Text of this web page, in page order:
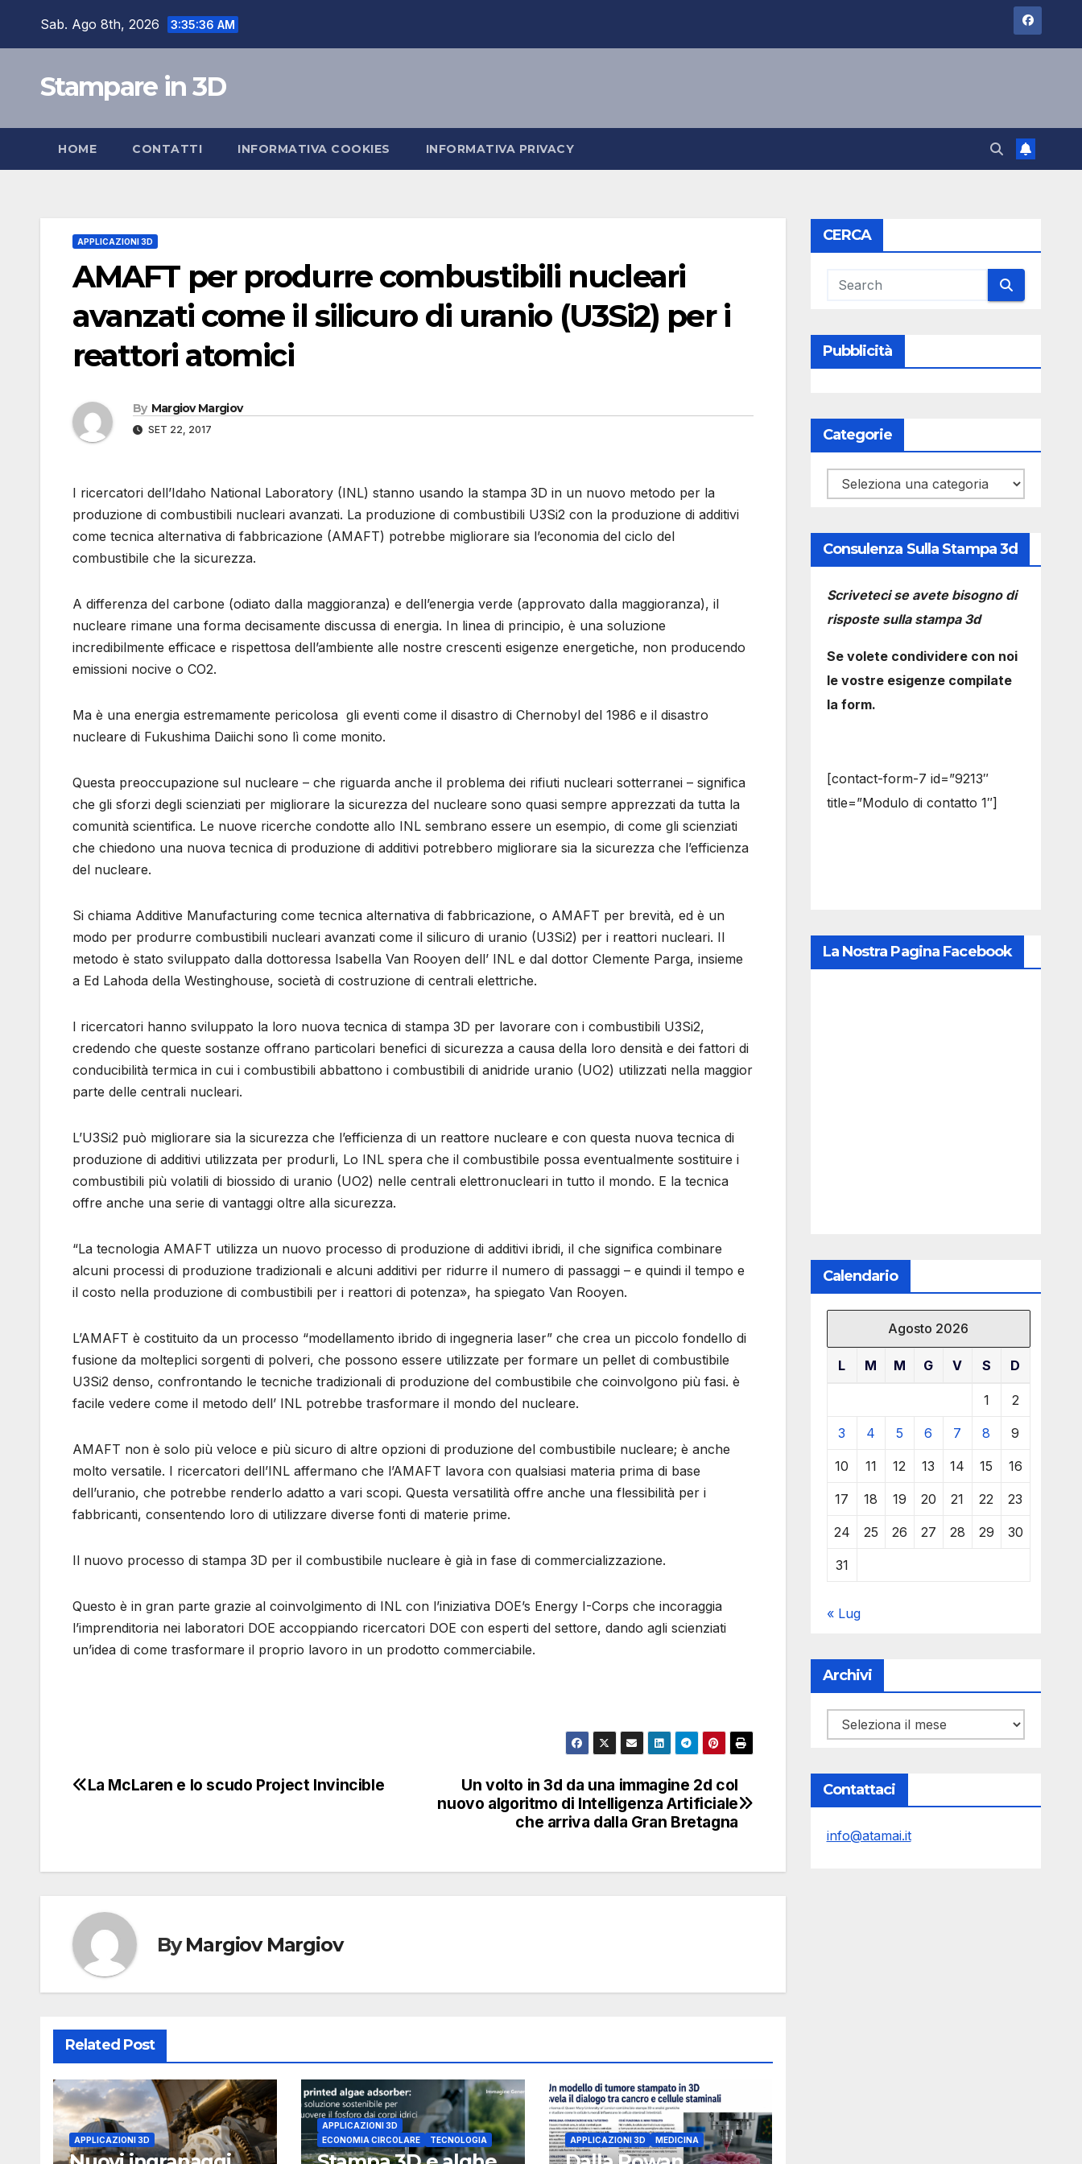
Sab. Ago 8th, 2026 3:35:37 AM
Stampare in 3D
HOME CONTATTI INFORMATIVA COOKIES INFORMATIVA PRIVACY
APPLICAZIONI 3D
AMAFT per produrre combustibili nucleari
avanzati come il silicuro di uranio (U3Si2) per i
reattori atomici
By Margiov Margiov
SET 22, 2017
I ricercatori dell’Idaho National Laboratory (INL) stanno usando la stampa 3D in un nuovo metodo per la
produzione di combustibili nucleari avanzati. La produzione di combustibili U3Si2 con la produzione di additivi
come tecnica alternativa di fabbricazione (AMAFT) potrebbe migliorare sia l’economia del ciclo del
combustibile che la sicurezza.
A differenza del carbone (odiato dalla maggioranza) e dell’energia verde (approvato dalla maggioranza), il
nucleare rimane una forma decisamente discussa di energia. In linea di principio, è una soluzione
incredibilmente efficace e rispettosa dell’ambiente alle nostre crescenti esigenze energetiche, non producendo
emissioni nocive o CO2.
Ma è una energia estremamente pericolosa gli eventi come il disastro di Chernobyl del 1986 e il disastro
nucleare di Fukushima Daiichi sono lì come monito.
Questa preoccupazione sul nucleare – che riguarda anche il problema dei rifiuti nucleari sotterranei – significa
che gli sforzi degli scienziati per migliorare la sicurezza del nucleare sono quasi sempre apprezzati da tutta la
comunità scientifica. Le nuove ricerche condotte allo INL sembrano essere un esempio, di come gli scienziati
che chiedono una nuova tecnica di produzione di additivi potrebbero migliorare sia la sicurezza che l’efficienza
del nucleare.
Si chiama Additive Manufacturing come tecnica alternativa di fabbricazione, o AMAFT per brevità, ed è un
modo per produrre combustibili nucleari avanzati come il silicuro di uranio (U3Si2) per i reattori nucleari. Il
metodo è stato sviluppato dalla dottoressa Isabella Van Rooyen dell’ INL e dal dottor Clemente Parga, insieme
a Ed Lahoda della Westinghouse, società di costruzione di centrali elettriche.
I ricercatori hanno sviluppato la loro nuova tecnica di stampa 3D per lavorare con i combustibili U3Si2,
credendo che queste sostanze offrano particolari benefici di sicurezza a causa della loro densità e dei fattori di
conducibilità termica in cui i combustibili abbattono i combustibili di anidride uranio (UO2) utilizzati nella maggior
parte delle centrali nucleari.
L’U3Si2 può migliorare sia la sicurezza che l’efficienza di un reattore nucleare e con questa nuova tecnica di
produzione di additivi utilizzata per produrli, Lo INL spera che il combustibile possa eventualmente sostituire i
combustibili più volatili di biossido di uranio (UO2) nelle centrali elettronucleari in tutto il mondo. E la tecnica
offre anche una serie di vantaggi oltre alla sicurezza.
“La tecnologia AMAFT utilizza un nuovo processo di produzione di additivi ibridi, il che significa combinare
alcuni processi di produzione tradizionali e alcuni additivi per ridurre il numero di passaggi – e quindi il tempo e
il costo nella produzione di combustibili per i reattori di potenza», ha spiegato Van Rooyen.
L’AMAFT è costituito da un processo “modellamento ibrido di ingegneria laser” che crea un piccolo fondello di
fusione da molteplici sorgenti di polveri, che possono essere utilizzate per formare un pellet di combustibile
U3Si2 denso, confrontando le tecniche tradizionali di produzione del combustibile che coinvolgono più fasi. è
facile vedere come il metodo dell’ INL potrebbe trasformare il mondo del nucleare.
AMAFT non è solo più veloce e più sicuro di altre opzioni di produzione del combustibile nucleare; è anche
molto versatile. I ricercatori dell’INL affermano che l’AMAFT lavora con qualsiasi materia prima di base
dell’uranio, che potrebbe renderlo adatto a vari scopi. Questa versatilità offre anche una flessibilità per i
fabbricanti, consentendo loro di utilizzare diverse fonti di materie prime.
Il nuovo processo di stampa 3D per il combustibile nucleare è già in fase di commercializzazione.
Questo è in gran parte grazie al coinvolgimento di INL con l’iniziativa DOE’s Energy I-Corps che incoraggia
l’imprenditoria nei laboratori DOE accoppiando ricercatori DOE con esperti del settore, dando agli scienziati
un’idea di come trasformare il proprio lavoro in un prodotto commerciabile.
Navigazione
Un volto in 3d da una immagine 2d col
nuovo algoritmo di Intelligenza Artificiale
che arriva dalla Gran Bretagna
La McLaren e lo scudo Project Invincible
ByMargiov Margiov
Related Post
APPLICAZIONI 3D
APPLICAZIONI 3D
ECONOMIA CIRCOLARE
TECNOLOGIA APPLICAZIONI 3D MEDICINA
CERCA
Pubblicità
Categorie
Categorie
Consulenza Sulla Stampa 3d
Scriveteci se avete bisogno di
risposte sulla stampa 3d
Se volete condividere con noi
le vostre esigenze compilate
la form.
[contact-form-7 id=”9213″
title=”Modulo di contatto 1″]
La Nostra Pagina Facebook
Calendario
Agosto 2026
L M M G V S D
1 2
3 4 5 6 7 8 9
10 11 12 13 14 15 16
17 18 19 20 21 22 23
24 25 26 27 28 29 30
31
« Lug
Archivi
Archivi
Contattaci
info@atamai.it